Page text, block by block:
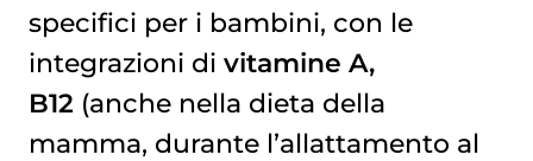
specifici per i bambini, con le
integrazioni di vitamine A,
B12 (anche nella dieta della
mamma, durante l’allattamento al